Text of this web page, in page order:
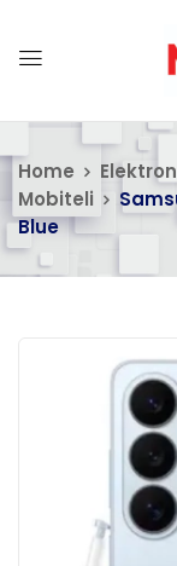
Home
Mobiteli
Blue